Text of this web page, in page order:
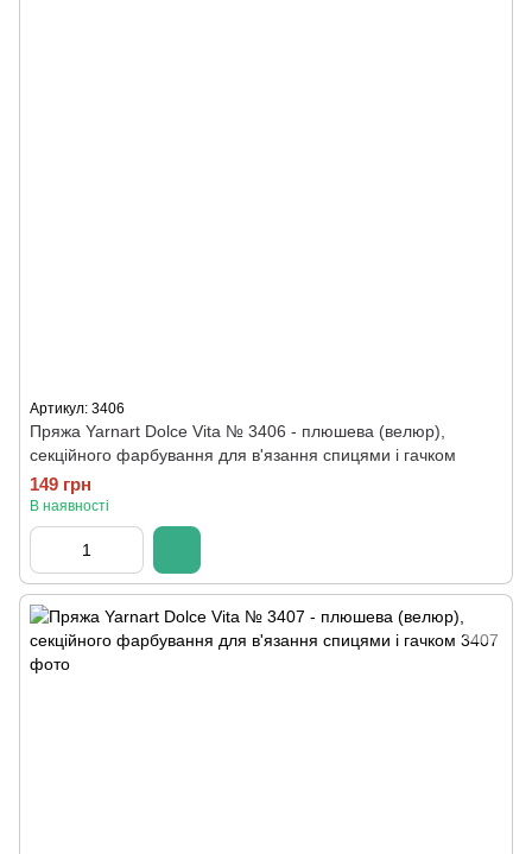
Артикул: 3406
Пряжа Yarnart Dolce Vita № 3406 - плюшева (велюр),
секційного фарбування для в'язання спицями і гачком
149 грн
В наявності